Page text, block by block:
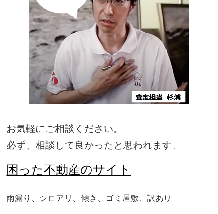
お気軽にご相談ください。
必ず、相談して良かったと思われます。
困った不動産のサイト
雨漏り、シロアリ、傾き、ゴミ屋敷、訳あり